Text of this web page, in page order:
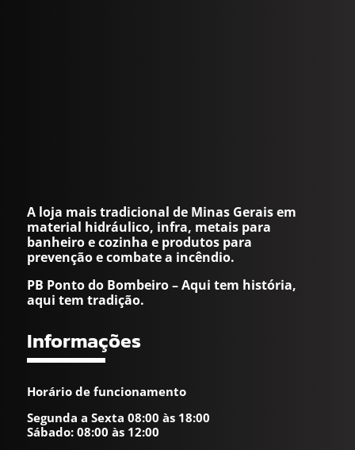
A loja mais tradicional de Minas Gerais em
material hidráulico, infra, metais para
banheiro e cozinha e produtos para
prevenção e combate a incêndio.
PB Ponto do Bombeiro – Aqui tem história,
aqui tem tradição.
Informações
Horário de funcionamento
Segunda a Sexta 08:00 às 18:00
Sábado: 08:00 às 12:00